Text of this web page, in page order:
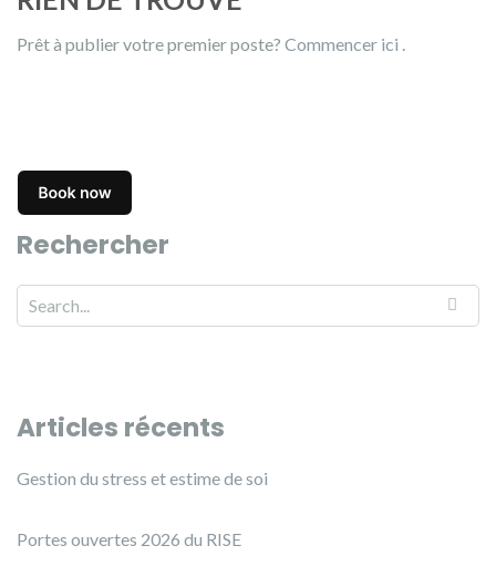
Prêt à publier votre premier poste? Commencer ici .
Rechercher
Articles récents
Gestion du stress et estime de soi
Portes ouvertes 2026 du RISE